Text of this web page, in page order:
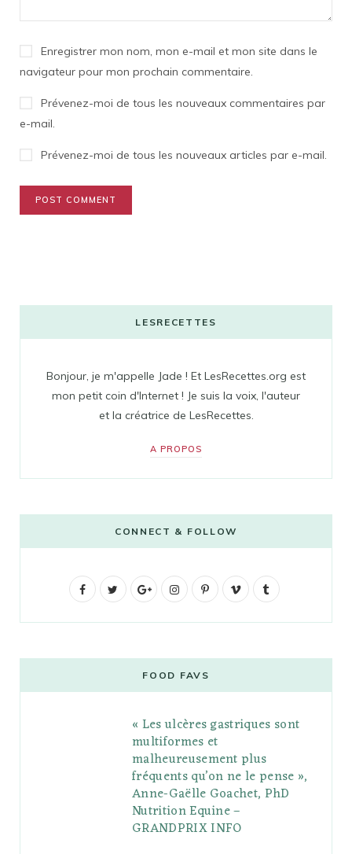
Enregistrer mon nom, mon e-mail et mon site dans le
navigateur pour mon prochain commentaire.
Prévenez-moi de tous les nouveaux commentaires par
e-mail.
Prévenez-moi de tous les nouveaux articles par e-mail.
LESRECETTES
Bonjour, je m'appelle Jade ! Et LesRecettes.org est
mon petit coin d'Internet ! Je suis la voix, l'auteur
et la créatrice de LesRecettes.
A PROPOS
CONNECT & FOLLOW
F
b
t
G
g
l
e
P
l
s
I
t
a
g
r
a
m
P
e
r
e
s
V
o
l
r
FOOD FAVS
« Les ulcères gastriques sont
multiformes et
malheureusement plus
fréquents qu’on ne le pense »,
Anne-Gaëlle Goachet, PhD
Nutrition Equine –
GRANDPRIX INFO